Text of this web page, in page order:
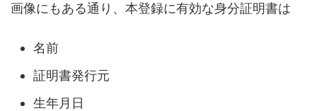
画像にもある通り、本登録に有効な身分証明書は
名前
証明書発行元
生年月日